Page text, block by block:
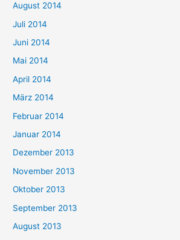
August 2014
Juli 2014
Juni 2014
Mai 2014
April 2014
März 2014
Februar 2014
Januar 2014
Dezember 2013
November 2013
Oktober 2013
September 2013
August 2013